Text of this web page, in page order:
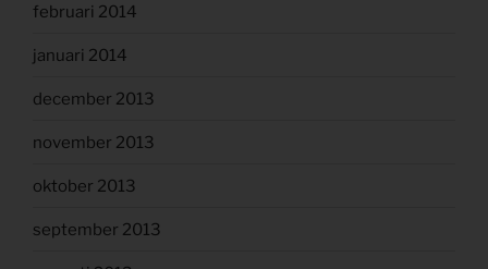
februari 2014
januari 2014
december 2013
november 2013
oktober 2013
september 2013